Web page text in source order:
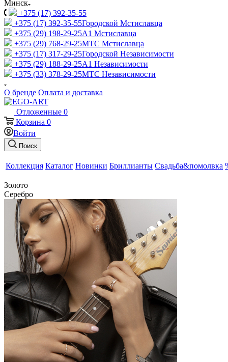
Минск
+375 (17) 392-35-55
+375 (17) 392-35-55Городской Мстиславца
+375 (29) 198-29-25A1 Мстиславца
+375 (29) 768-29-25МТС Мстиславца
+375 (17) 317-29-25Городской Независимости
+375 (29) 188-29-25A1 Независимости
+375 (33) 378-29-25МТС Независимости
О бренде Оплата и доставка
Отложенные 0
Корзина 0
Войти
Поиск
Коллекция Каталог Новинки Бриллианты Свадьба&помолвка
Золото
Серебро